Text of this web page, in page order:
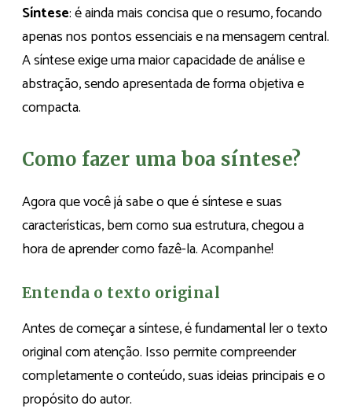
Síntese: é ainda mais concisa que o resumo, focando
apenas nos pontos essenciais e na mensagem central.
A síntese exige uma maior capacidade de análise e
abstração, sendo apresentada de forma objetiva e
compacta.
Como fazer uma boa síntese?
Agora que você já sabe o que é síntese e suas
características, bem como sua estrutura, chegou a
hora de aprender como fazê-la. Acompanhe!
Entenda o texto original
Antes de começar a síntese, é fundamental ler o texto
original com atenção. Isso permite compreender
completamente o conteúdo, suas ideias principais e o
propósito do autor.